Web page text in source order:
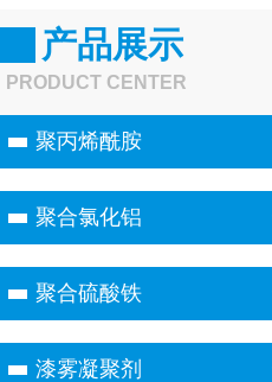
产品展示
PRODUCT CENTER
聚丙烯酰胺
聚合氯化铝
聚合硫酸铁
漆雾凝聚剂